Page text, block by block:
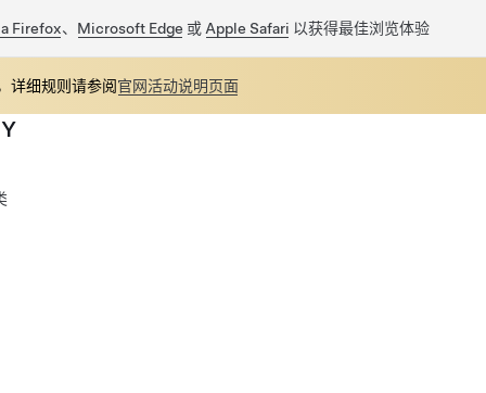
Firefox、 Microsoft Edge 或 Apple Safari 以获得最佳浏览体验
详细规则请参阅官网活动说明页面